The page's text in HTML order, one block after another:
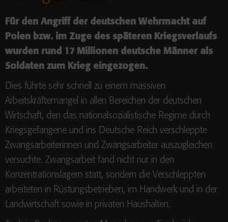
Für den Angriff der deutschen Wehrmacht auf
Polen bzw. im Zuge des späteren Kriegsverlaufs
wurden rund 17 Millionen deutsche Männer als
Soldaten zum Krieg eingezogen.
Dies führte sehr schnell zu einem massiven
Arbeitskräftemangel in allen Bereichen der deutschen
Wirtschaft, den das nationalsozialistische Regime durch
Kriegsgefangene und ins Deutsche Reich verschleppte
Zwangsarbeiterinnen und Zwangsarbeiter auszugleichen
versuchte. Zwangsarbeit fand nicht nur in den
Konzentrationslagern statt, sondern die Verschleppten
arbeiteten in Rüstungsbetrieben, im Handwerk und in der
Landwirtschaft sowie in privaten Haushalten.